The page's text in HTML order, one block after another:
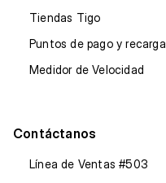
Tiendas Tigo
Puntos de pago y recarga
Medidor de Velocidad
Contáctanos
Línea de Ventas #503